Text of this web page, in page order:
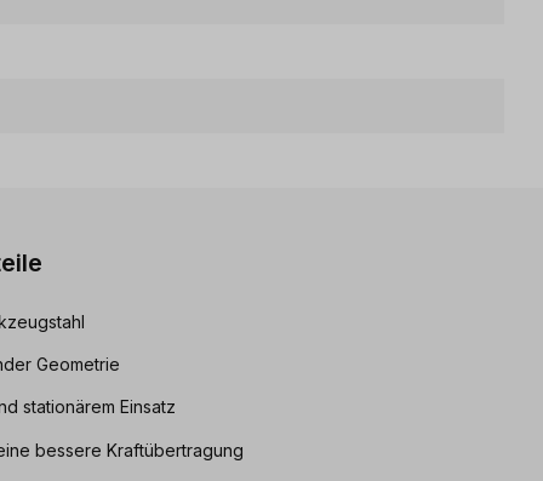
Geometrie
stationärem Einsatz
bessere Kraftübertragung